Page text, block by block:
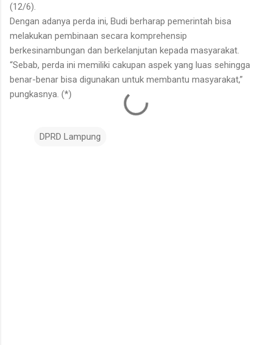
(12/6).
Dengan adanya perda ini, Budi berharap pemerintah bisa
melakukan pembinaan secara komprehensip
berkesinambungan dan berkelanjutan kepada masyarakat.
“Sebab, perda ini memiliki cakupan aspek yang luas sehingga
benar-benar bisa digunakan untuk membantu masyarakat,”
pungkasnya. (*)
DPRD Lampung